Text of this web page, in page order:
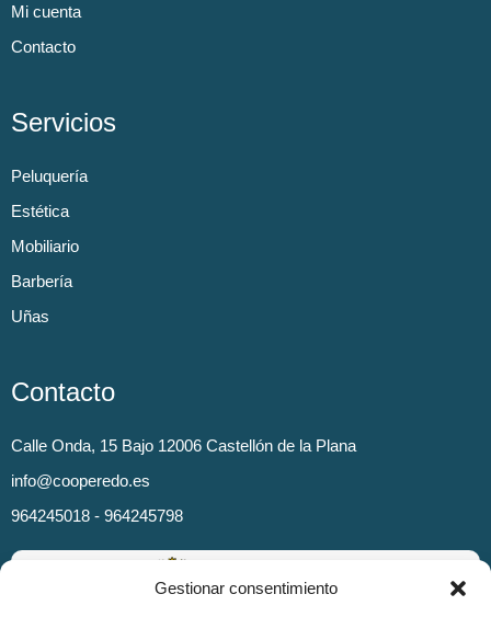
Gestionar consentimiento
Mi cuenta
Contacto
Servicios
Peluquería
Estética
Mobiliario
Barbería
Uñas
Contacto
Calle Onda, 15 Bajo 12006 Castellón de la Plana
info@cooperedo.es
964245018 - 964245798